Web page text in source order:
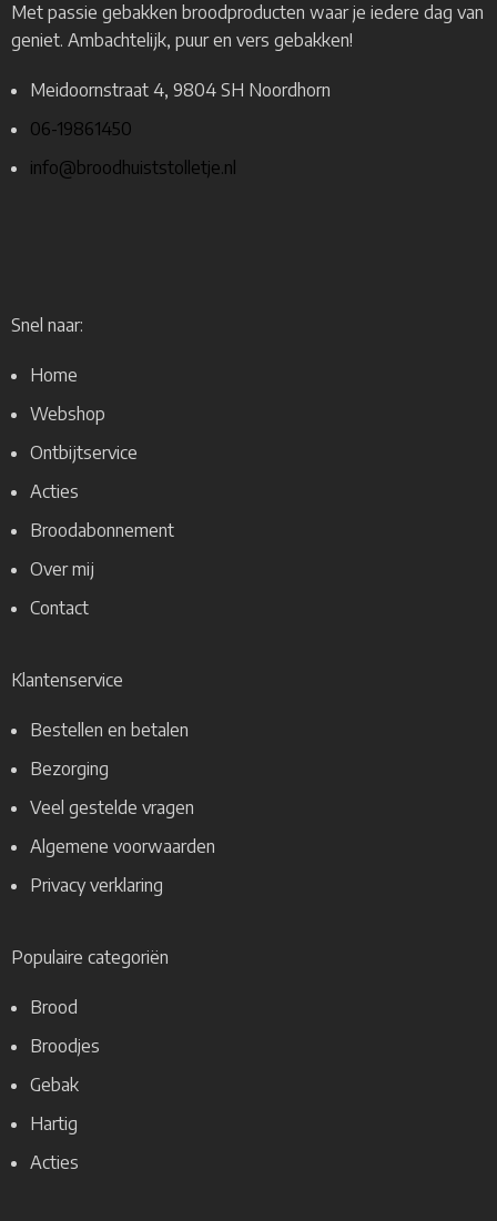
Met passie gebakken broodproducten waar je iedere dag van
geniet. Ambachtelijk, puur en vers gebakken!
Meidoornstraat 4, 9804 SH Noordhorn
06-19861450
info@broodhuiststolletje.nl
Snel naar:
Home
Webshop
Ontbijtservice
Acties
Broodabonnement
Over mij
Contact
Klantenservice
Bestellen en betalen
Bezorging
Veel gestelde vragen
Algemene voorwaarden
Privacy verklaring
Populaire categoriën
Brood
Broodjes
Gebak
Hartig
Acties